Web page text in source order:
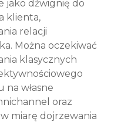
jako dźwignię do
klienta,
relacji
Można oczekiwać
klasycznych
na własne
oraz
miarę dojrzewania